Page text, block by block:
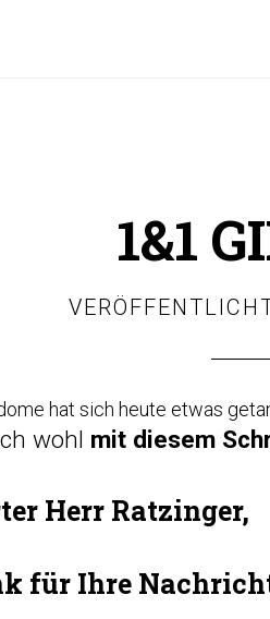
1&1
hat sich heute etwas
wohl mit diesem
Herr Ratzinger,
für Ihre